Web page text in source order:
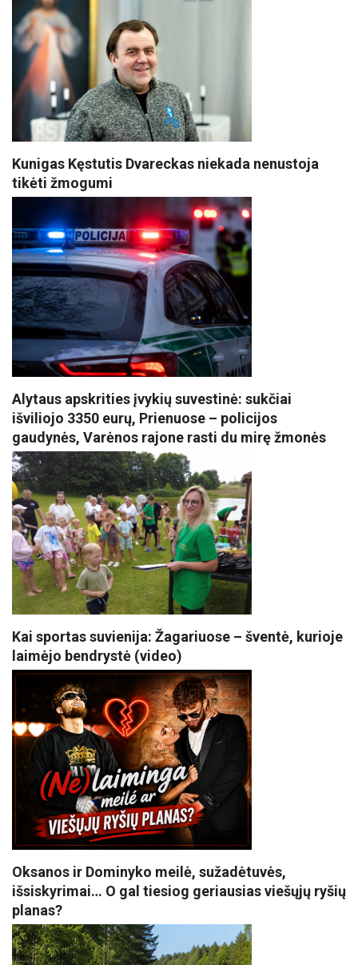
Kunigas Kęstutis Dvareckas niekada nenustoja
tikėti žmogumi
Alytaus apskrities įvykių suvestinė: sukčiai
išviliojo 3350 eurų, Prienuose – policijos
gaudynės, Varėnos rajone rasti du mirę žmonės
Kai sportas suvienija: Žagariuose – šventė, kurioje
laimėjo bendrystė (video)
Oksanos ir Dominyko meilė, sužadėtuvės,
išsiskyrimai… O gal tiesiog geriausias viešųjų ryšių
planas?